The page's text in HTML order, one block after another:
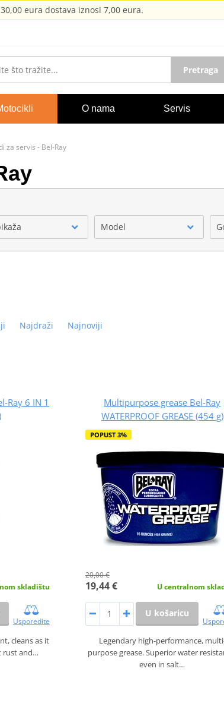
eura dostava iznosi 7,00 eura.
Pretraga
O nama Servis
za servis - Bel-Ray
Model
Najdraži Najnoviji
Ray 6 IN 1
skladištu
Usporedite
cleans as it
rust and…
Multipurpose grease Bel-Ray
WATERPROOF GREASE (454 g)
POPUST 3%
20,00 €
19,44 € U centralnom
U košaricu
Legendary high-performance,
purpose grease. Superior water
even in salt…